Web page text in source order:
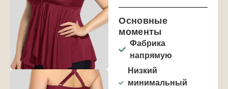
Основные
моменты
Фабрика
напрямую
Низкий
минимальный